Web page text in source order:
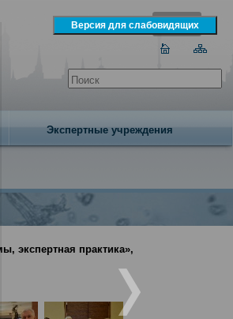
Экспертные учреждения
экспертная практика»,